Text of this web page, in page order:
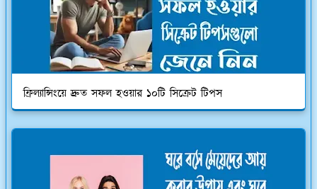
ফ্রিল্যান্সিংয়ে দ্রুত সফল হওয়ার ১০টি সিক্রেট টিপস